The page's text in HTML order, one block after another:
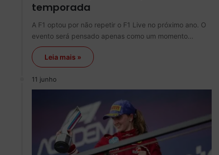
temporada
A F1 optou por não repetir o F1 Live no próximo ano. O
evento será pensado apenas como um momento…
Leia mais »
11 junho